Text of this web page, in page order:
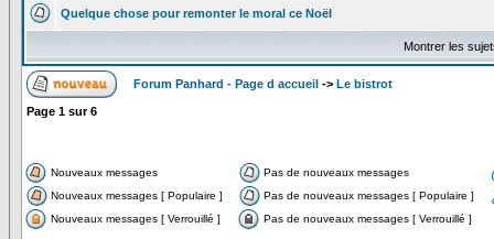
Quelque chose pour remonter le moral ce Noël
Montrer les
Forum Panhard - Page d accueil -> Le bistrot
Page 1 sur6
Nouveaux messages
Pas de nouveaux messages
Nouveaux messages [ Populaire ]
Pas de nouveaux messages [ Populaire ]
Nouveaux messages [ Verrouillé ]
Pas de nouveaux messages [ Verrouillé ]